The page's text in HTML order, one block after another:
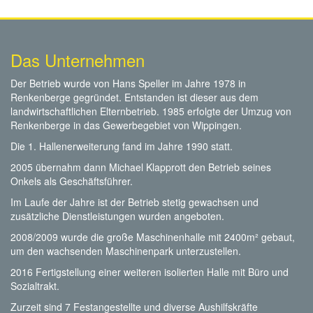
Das Unternehmen
Der Betrieb wurde von Hans Speller im Jahre 1978 in
Renkenberge gegründet. Entstanden ist dieser aus dem
landwirtschaftlichen Elternbetrieb. 1985 erfolgte der Umzug von
Renkenberge in das Gewerbegebiet von Wippingen.
Die 1. Hallenerweiterung fand im Jahre 1990 statt.
2005 übernahm dann Michael Klapprott den Betrieb seines
Onkels als Geschäftsführer.
Im Laufe der Jahre ist der Betrieb stetig gewachsen und
zusätzliche Dienstleistungen wurden angeboten.
2008/2009 wurde die große Maschinenhalle mit 2400m² gebaut,
um den wachsenden Maschinenpark unterzustellen.
2016 Fertigstellung einer weiteren isolierten Halle mit Büro und
Sozialtrakt.
Zurzeit sind 7 Festangestellte und diverse Aushilfskräfte